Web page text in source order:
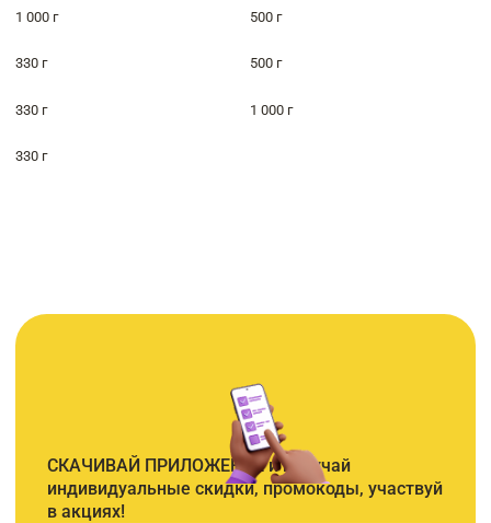
1 000 г 500 г
330 г 500 г
330 г 1 000 г
330 г
СКАЧИВАЙ ПРИЛОЖЕНИЕ и получай
индивидуальные скидки, промокоды, участвуй
в акциях!